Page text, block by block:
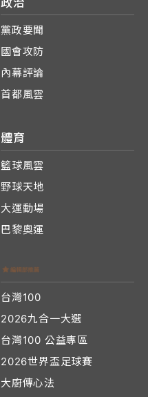
政治
黨政要聞
國會攻防
內幕評論
首都風雲
體育
籃球風雲
野球天地
大運動場
巴黎奧運
台灣100
2026九合一大選
台灣100 公益專區
2026世界盃足球賽
大廚傳心法